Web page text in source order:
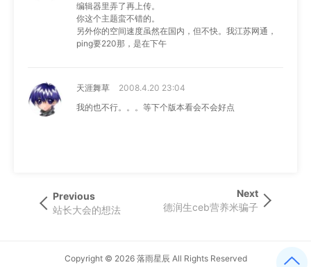
编辑器里弄了再上传。
你这个主题蛮不错的。
另外你的空间速度虽然在国内，但不快。我江苏网通，
ping要220那，是在下午
天涯舞草
2008.4.20 23:04
我的也不行。。。等下个版本看会不会好点
文
章
Previous
Post
Previous
站长大会的想法
Next
Post
Next
德润生ceb营养米骗子
Copyright © 2026 落雨星辰 All Rights Reserved